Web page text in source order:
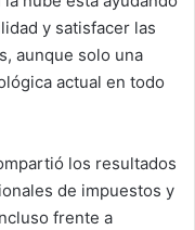
y satisfacer las
aunque solo una
actual en todo
los resultados
de impuestos y
frente a